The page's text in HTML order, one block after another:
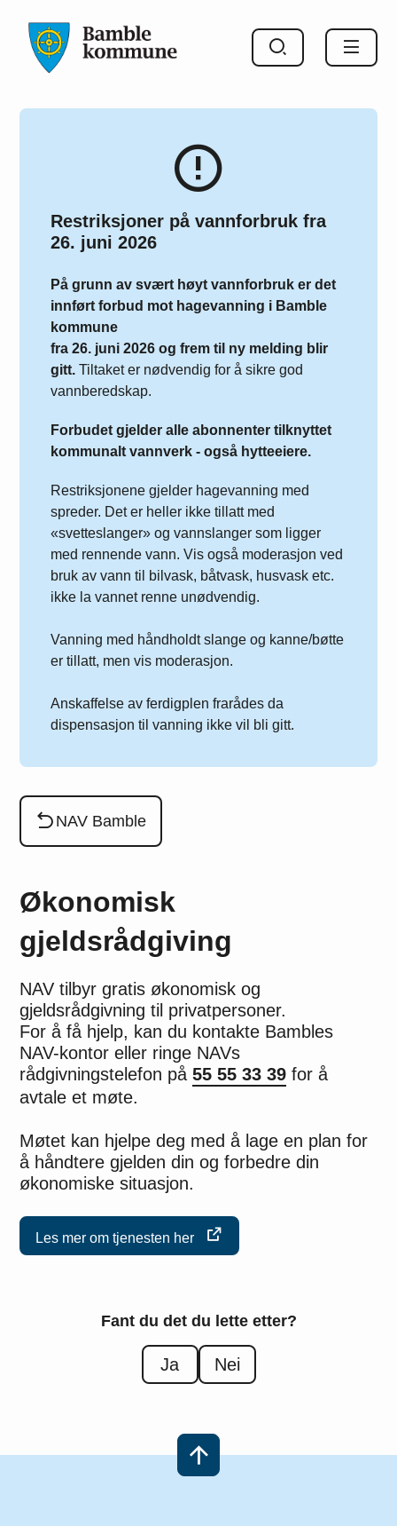
Restriksjoner på vannforbruk fra
26. juni 2026
På grunn av svært høyt vannforbruk er det
innført forbud mot hagevanning i Bamble
kommune
fra 26. juni 2026 og frem til ny melding blir
gitt.Tiltaket er nødvendig for å sikre god
vannberedskap.
Forbudet gjelder alle abonnenter tilknyttet
kommunalt vannverk - også hytteeiere.
Restriksjonene gjelder hagevanning med
spreder. Det er heller ikke tillatt med
«svetteslanger» og vannslanger som ligger
med rennende vann. Vis også moderasjon ved
bruk av vann til bilvask, båtvask, husvask etc.
ikke la vannet renne unødvendig.
Vanning med håndholdt slange og kanne/bøtte
er tillatt, men vis moderasjon.
Anskaffelse av ferdigplen frarådes da
dispensasjon til vanning ikke vil bli gitt.
Du er her:
NAV Bamble
Økonomisk
gjeldsrådgiving
NAV tilbyr gratis økonomisk og
gjeldsrådgivning til privatpersoner.
For å få hjelp, kan du kontakte Bambles
NAV-kontor eller ringe NAVs
rådgivningstelefon på55 55 33 39 for å
avtale et møte.
Møtet kan hjelpe deg med å lage en plan for
å håndtere gjelden din og forbedre din
økonomiske situasjon.
Les mer om tjenesten her
Fant du det du lette etter?
Ja Nei